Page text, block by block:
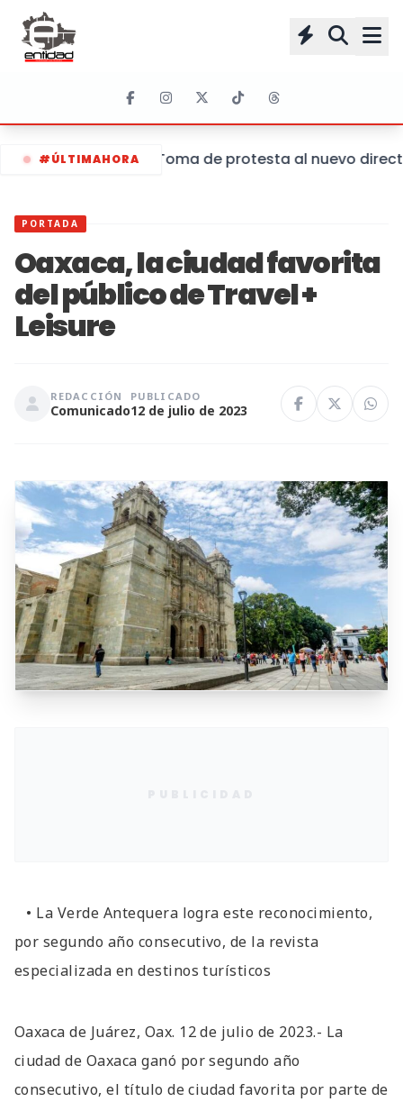
#ÚLTIMAHORA Toma de protesta al nuevo
PORTADA
Oaxaca, la ciudad favorita
del público de Travel +
Leisure
REDACCIÓN
Comunicado
PUBLICADO
12 de julio de 2023
• La Verde Antequera logra este reconocimiento,
por segundo año consecutivo, de la revista
especializada en destinos turísticos
Oaxaca de Juárez, Oax. 12 de julio de 2023.- La
ciudad de Oaxaca ganó por segundo año
consecutivo, el título de ciudad favorita por parte de